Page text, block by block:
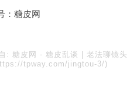
：糖皮网
: 糖皮网 - 糖皮乱谈 | 老法聊镜头
tpway.com/jingtou-3/)